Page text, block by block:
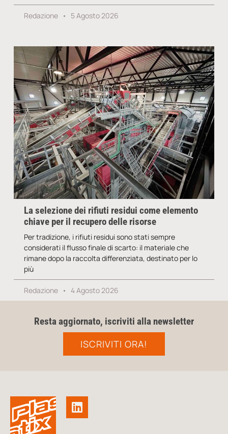
Redazione 5 Agosto 2026
La selezione dei rifiuti residui come elemento
chiave per il recupero delle risorse
Per tradizione, i rifiuti residui sono stati sempre
considerati il flusso finale di scarto: il materiale che
rimane dopo la raccolta differenziata, destinato per lo
più
Redazione 4 Agosto 2026
Resta aggiornato, iscriviti alla newsletter
ISCRIVITI ORA!